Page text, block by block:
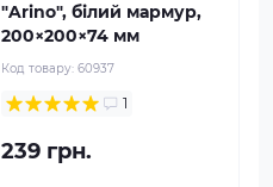
"Arino", білий мармур,
200×200×74 мм
Код товару: 60937
1
239 грн.